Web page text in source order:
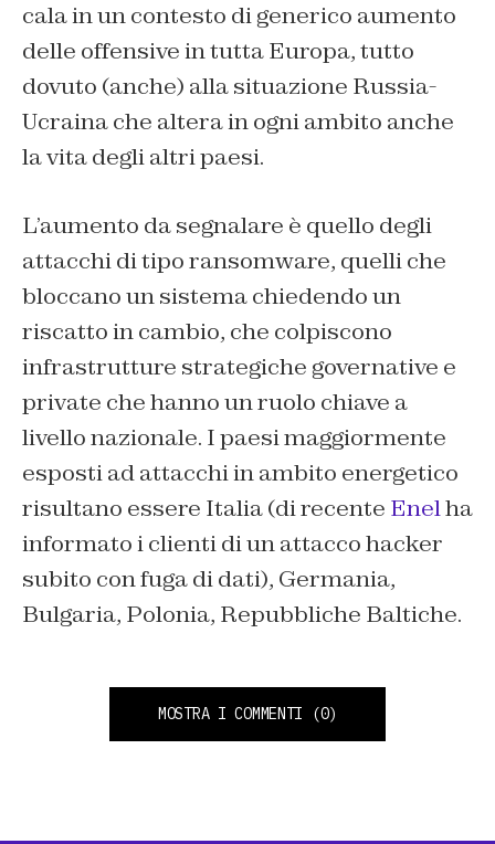
cala in un contesto di generico aumento
delle offensive in tutta Europa, tutto
dovuto (anche) alla situazione Russia-
Ucraina che altera in ogni ambito anche
la vita degli altri paesi.
L’aumento da segnalare è quello degli
attacchi di tipo ransomware, quelli che
bloccano un sistema chiedendo un
riscatto in cambio, che colpiscono
infrastrutture strategiche governative e
private che hanno un ruolo chiave a
livello nazionale. I paesi maggiormente
esposti ad attacchi in ambito energetico
risultano essere Italia (di recente Enelha
informato i clienti di un attacco hacker
subito con fuga di dati), Germania,
Bulgaria, Polonia, Repubbliche Baltiche.
MOSTRA I COMMENTI (0)